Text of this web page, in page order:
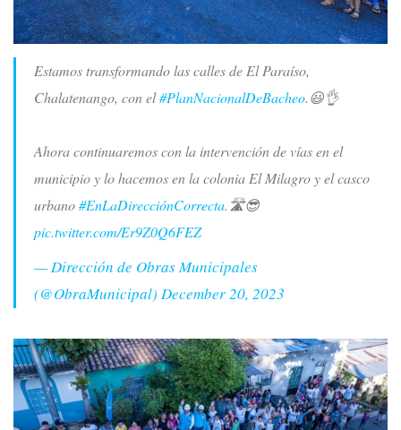
Estamos transformando las calles de El Paraíso,
Chalatenango, con el#PlanNacionalDeBacheo.😃👌
Ahora continuaremos con la intervención de vías en el
municipio y lo hacemos en la colonia El Milagro y el casco
urbano#EnLaDirecciónCorrecta.🛣😎
pic.twitter.com/Er9Z0Q6FEZ
— Dirección de Obras Municipales
(@ObraMunicipal) December 20, 2023